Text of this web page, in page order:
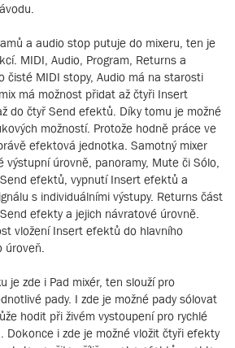
a audio stop putuje do mixeru, ten je
MIDI, Audio, Program, Returns a
čisté MIDI stopy, Audio má na starosti
má možnost přidat až čtyři Insert
do čtyř Send efektů. Díky tomu je možné
možností. Protože hodně práce ve
efektová jednotka. Samotný mixer
výstupní úrovně, panoramy, Mute či Sólo,
efektů, vypnutí Insert efektů a
s individuálními výstupy. Returns část
efekty a jejich návratové úrovně.
vložení Insert efektů do hlavního
je zde i Pad mixér, ten slouží pro
pady. I zde je možné pady sólovat
hodit při živém vystoupení pro rychlé
Dokonce i zde je možné vložit čtyři efekty